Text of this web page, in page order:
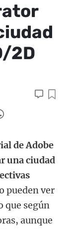
2D
de Adobe
una ciudad
pueden ver
que según
aunque